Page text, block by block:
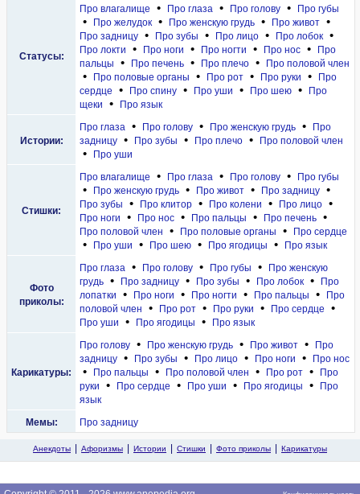
Статусы:
Про влагалище • Про глаза • Про голову • Про губы
• Про желудок • Про женскую грудь • Про живот •
Про задницу • Про зубы • Про лицо • Про лобок •
Про локти • Про ноги • Про ногти • Про нос •
Про
пальцы
• Про печень • Про плечо • Про половой член
• Про половые органы • Про рот • Про руки •
Про
сердце
• Про спину • Про уши • Про шею •
Про
щеки
• Про язык
Истории:
Про глаза • Про голову • Про женскую грудь •
Про
задницу • Про зубы • Про плечо • Про половой член
• Про уши
Стишки:
Про влагалище • Про глаза • Про голову • Про губы
• Про женскую грудь • Про живот • Про задницу •
Про зубы • Про клитор • Про колени • Про лицо •
Про ноги • Про нос • Про пальцы • Про печень •
Про половой член • Про половые органы • Про сердце
• Про уши • Про шею • Про ягодицы • Про язык
Фото
приколы:
Про глаза • Про голову • Про губы •
Про женскую
грудь • Про задницу • Про зубы • Про лобок •
Про
лопатки
• Про ноги • Про ногти • Про пальцы •
Про
половой член
• Про рот • Про руки • Про сердце •
Про уши • Про ягодицы • Про язык
Карикатуры:
Про голову • Про женскую грудь • Про живот •
Про
задницу • Про зубы • Про лицо • Про ноги • Про нос
• Про пальцы • Про половой член • Про рот •
Про
руки
• Про сердце • Про уши • Про ягодицы •
Про
язык
Мемы:
Про задницу
Анекдоты Афоризмы Истории Стишки Фото приколы Карикатуры